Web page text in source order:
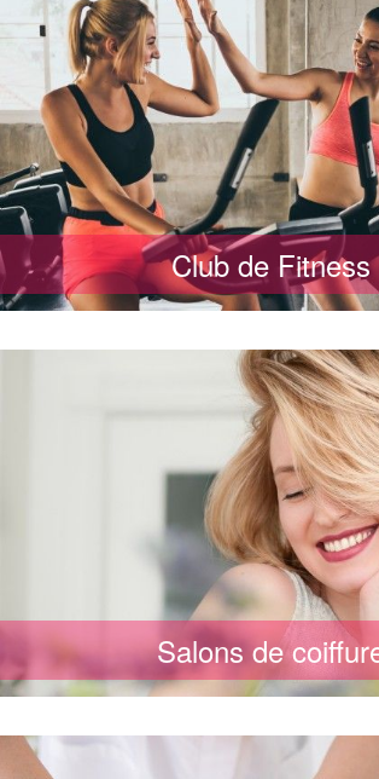
Club de Fitness
Salons de